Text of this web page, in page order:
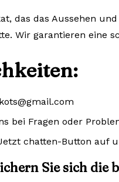
das das Aussehen
Wir garantieren eine
bei Fragen oder
chatten-Button auf
Sie sich die